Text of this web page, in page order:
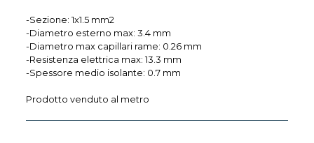
-Sezione: 1x1.5 mm2
-Diametro esterno max: 3.4 mm
-Diametro max capillari rame: 0.26 mm
-Resistenza elettrica max: 13.3 mm
-Spessore medio isolante: 0.7 mm
Prodotto venduto al metro